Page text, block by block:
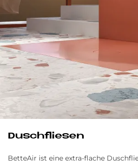
Dusch­flie­sen
BetteAir ist eine extra-flache